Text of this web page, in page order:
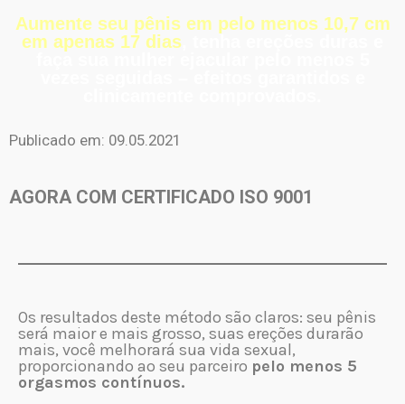
Aumente seu pênis em pelo menos 10,7 cm
em apenas 17 dias
Publicado em: 09.05.2021
AGORA COM CERTIFICADO ISO 9001
Os resultados deste método são claros: seu pênis
será maior e mais grosso, suas ereções durarão
mais, você melhorará sua vida sexual,
proporcionando ao seu parceiro pelo menos 5
orgasmos contínuos.